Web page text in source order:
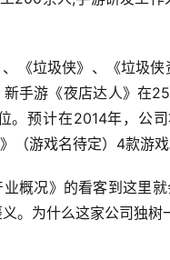
《垃圾侠》、《垃圾
手游《夜店达人》在
。预计在2014年，公
（游戏名待定）4款游戏
概况》的看客到这里
。为什么这家公司独